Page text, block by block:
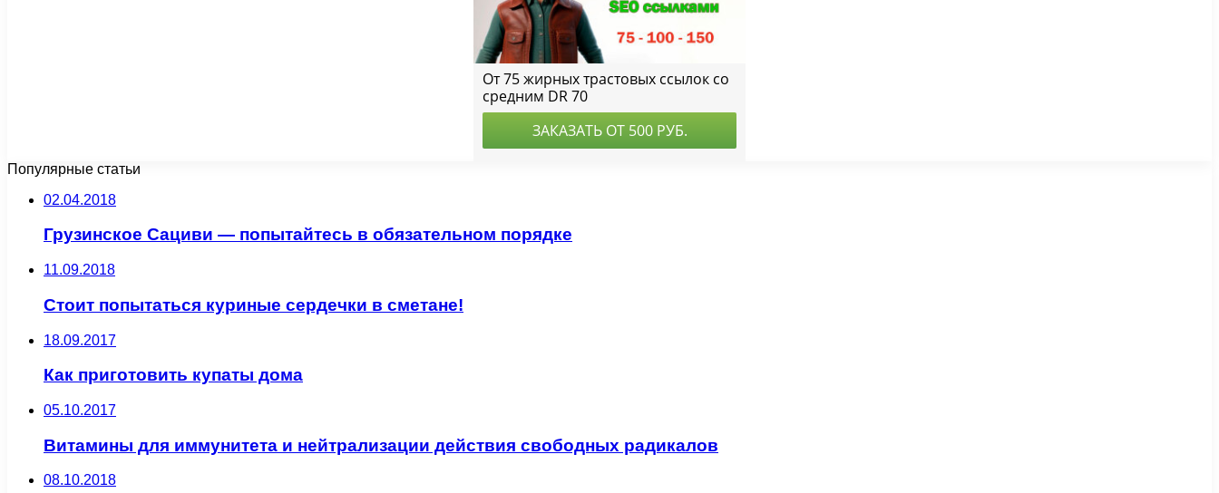
Популярные статьи
02.04.2018
Грузинское Cациви — попытайтесь в обязательном порядке
11.09.2018
Стоит попытаться куриные сердечки в сметане!
18.09.2017
Как приготовить купаты дома
05.10.2017
Витамины для иммунитета и нейтрализации действия свободных радикалов
08.10.2018